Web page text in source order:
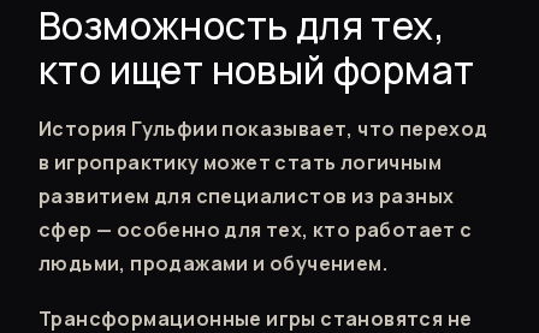
Возможность для тех,
кто ищет новый формат
История Гульфии показывает, что переход
в игропрактику может стать логичным
развитием для специалистов из разных
сфер — особенно для тех, кто работает с
людьми, продажами и обучением.
Трансформационные игры становятся не